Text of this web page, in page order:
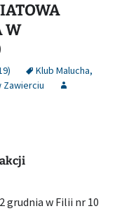
W
Klub Malucha,
Zawierciu
grudnia w Filii nr 10